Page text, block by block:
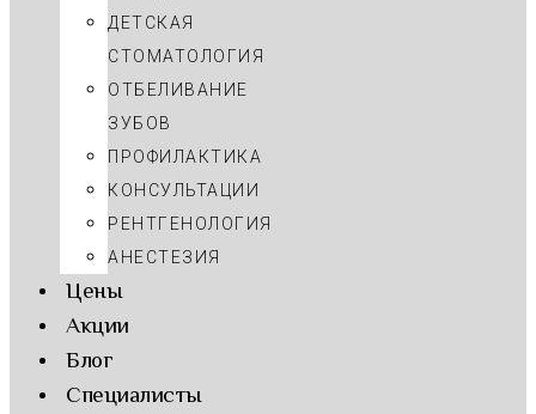
ДЕТСКАЯ
СТОМАТОЛОГИЯ
ОТБЕЛИВАНИЕ
ЗУБОВ
ПРОФИЛАКТИКА
КОНСУЛЬТАЦИИ
РЕНТГЕНОЛОГИЯ
АНЕСТЕЗИЯ
Цены
Акции
Блог
Cпециалисты